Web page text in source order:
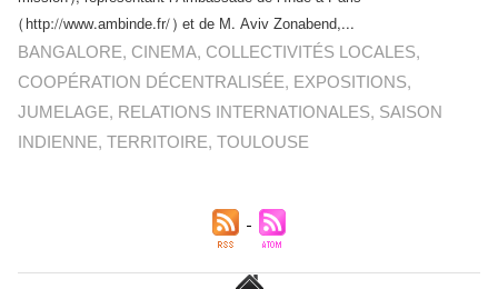
(http://www.ambinde.fr/) et de M. Aviv Zonabend,...
BANGALORE, CINEMA, COLLECTIVITÉS LOCALES,
COOPÉRATION DÉCENTRALISÉE, EXPOSITIONS,
JUMELAGE, RELATIONS INTERNATIONALES, SAISON
INDIENNE,TERRITOIRE,TOULOUSE